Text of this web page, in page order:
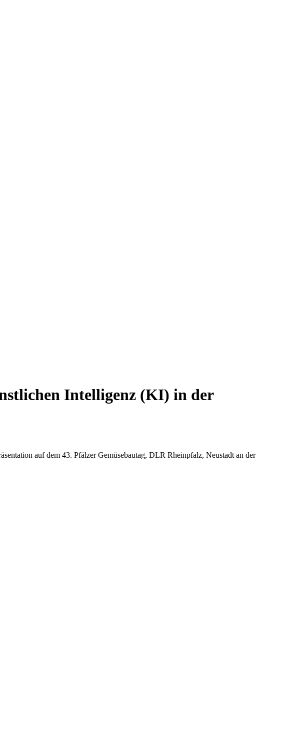
Intelligenz (KI) in der
auf dem 43. Pfälzer Gemüsebautag, DLR Rheinpfalz, Neustadt an der